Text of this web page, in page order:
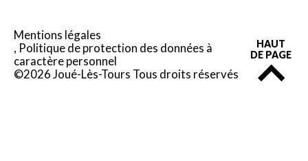
Mentions légales
Politique de protection des données à
caractère personnel
©2026 Joué-Lès-Tours Tous droits réservés
HAUT
DE PAGE